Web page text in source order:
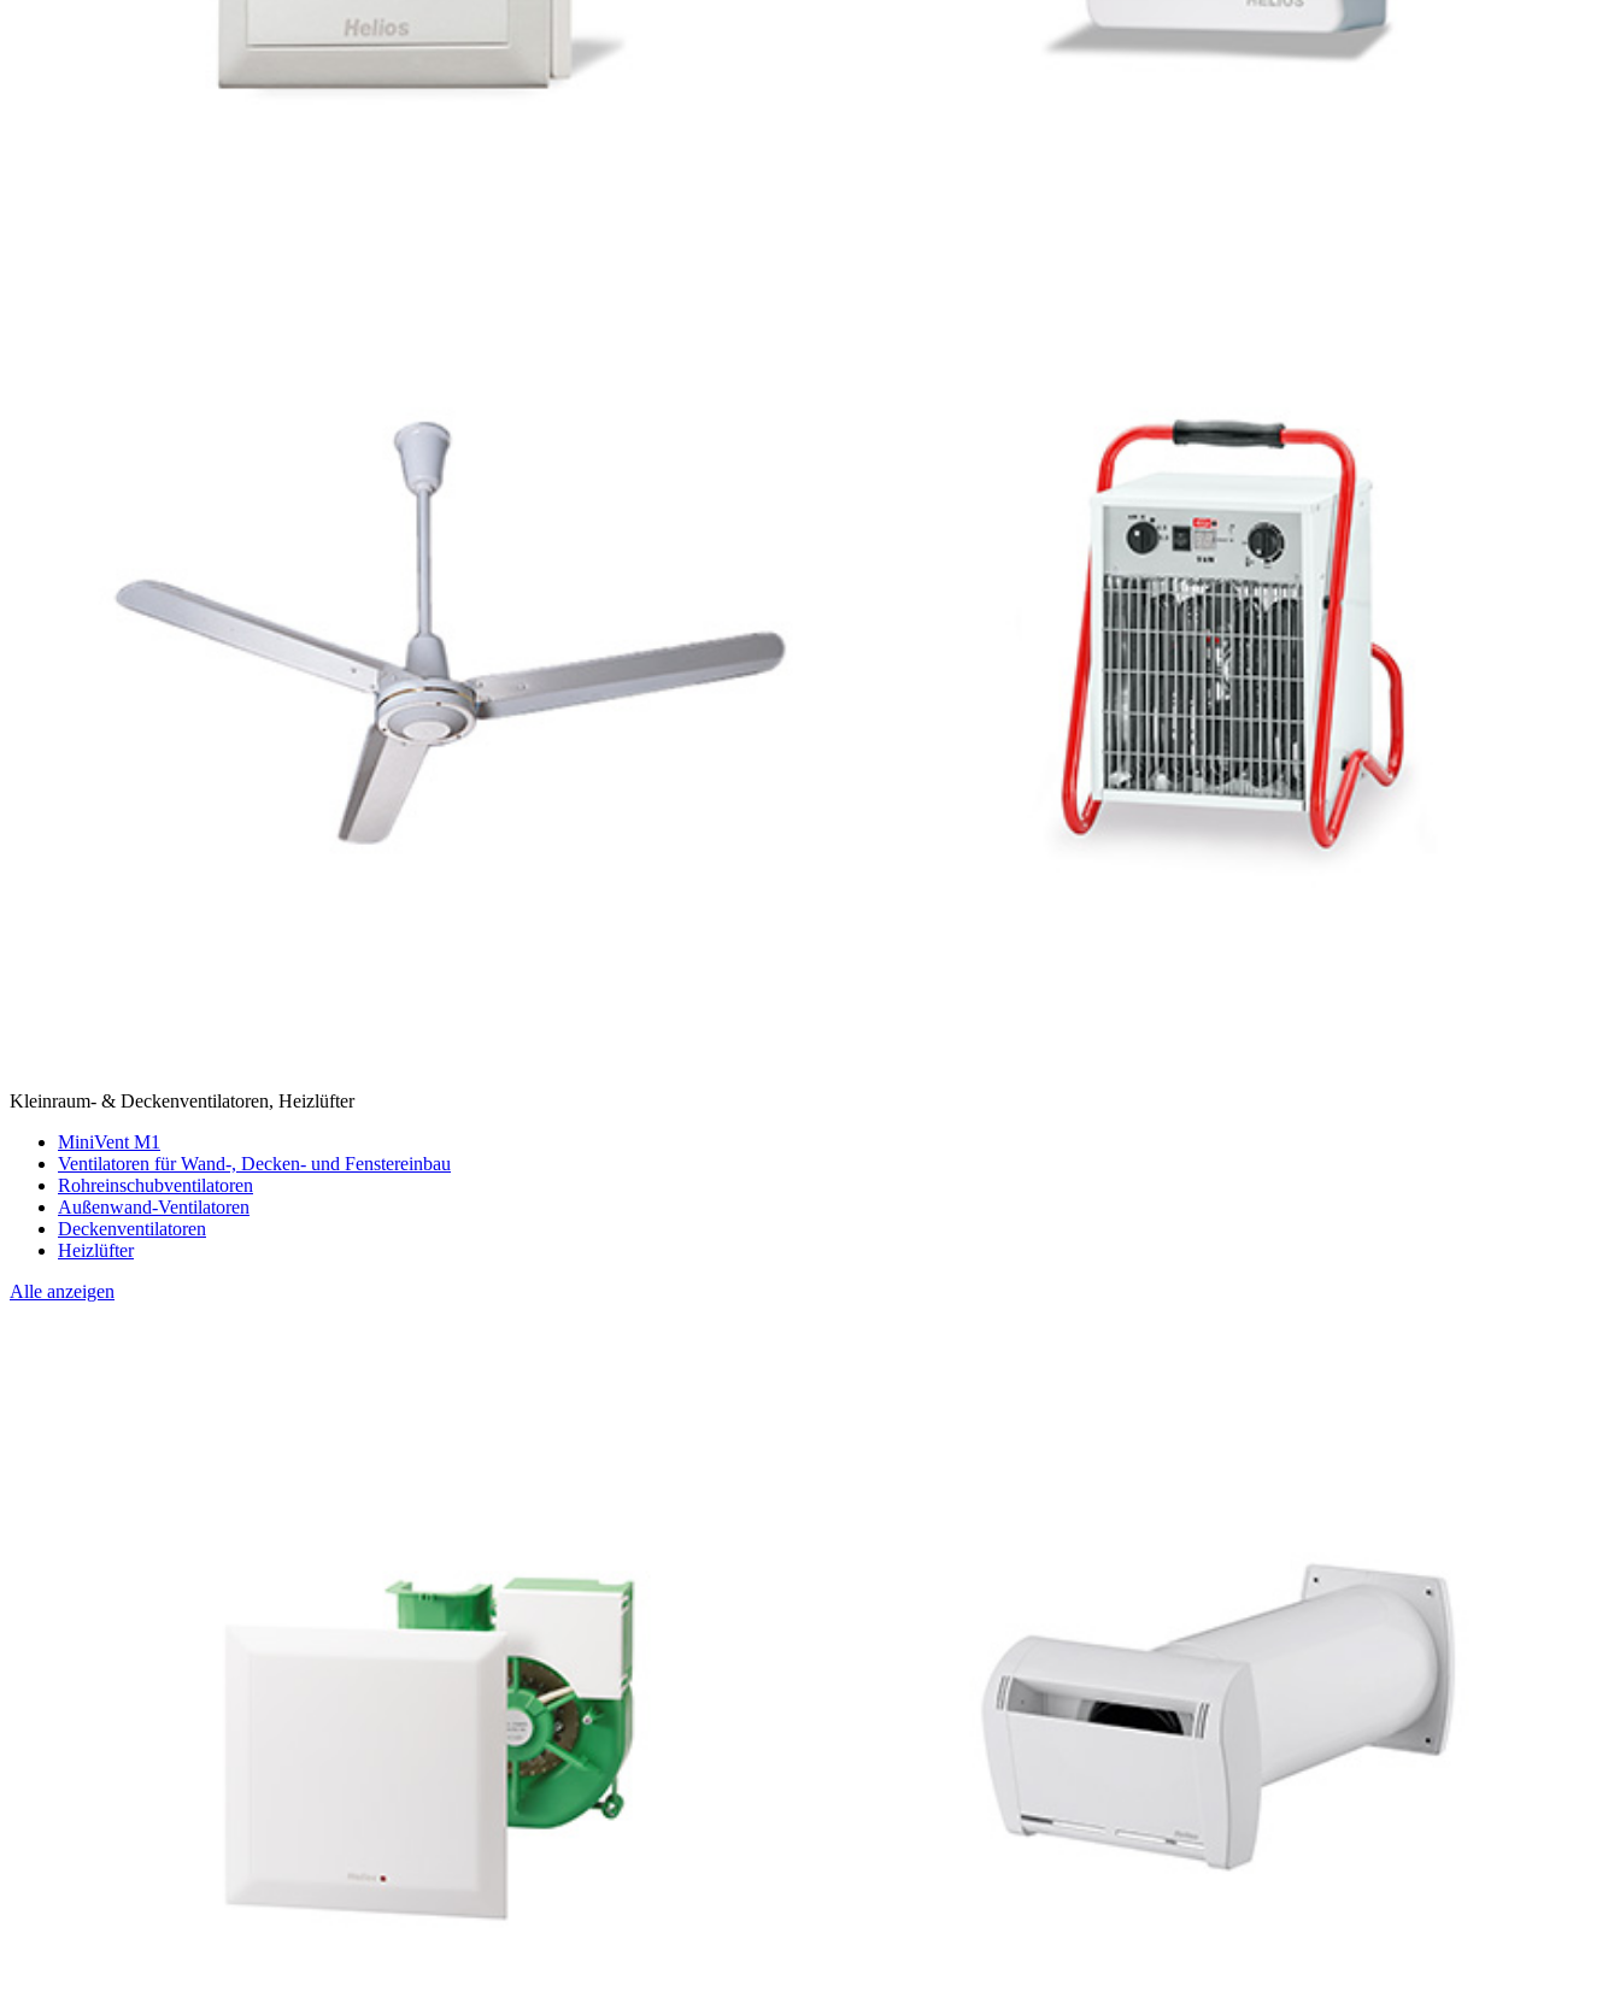
Kleinraum- & Deckenventilatoren, Heizlüfter
MiniVent M1
Ventilatoren für Wand-, Decken- und Fenstereinbau
Rohreinschubventilatoren
Außenwand-Ventilatoren
Deckenventilatoren
Heizlüfter
Alle anzeigen